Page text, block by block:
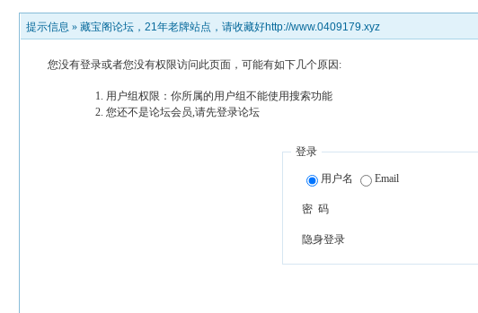
提示信息 » 藏宝阁论坛，21年老牌站点，请收藏好http://www.0409179.xyz
您没有登录或者您没有权限访问此页面，可能有如下几个原因:
用户组权限：你所属的用户组不能使用搜索功能
您还不是论坛会员,请先登录论坛
登录
用户名 Email
密 码
隐身登录